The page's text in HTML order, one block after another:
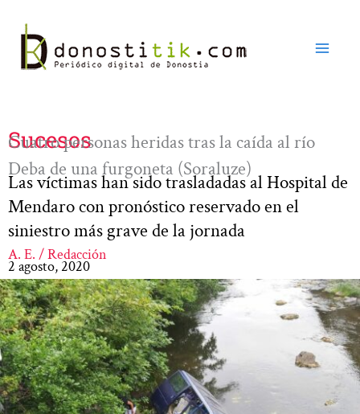
contenido
Sucesos
Cuatro personas heridas tras la caída al río
Deba de una furgoneta (Soraluze)
Las víctimas han sido trasladadas al Hospital de
Mendaro con pronóstico reservado en el
siniestro más grave de la jornada
A. E. / Redacción
2 agosto, 2020